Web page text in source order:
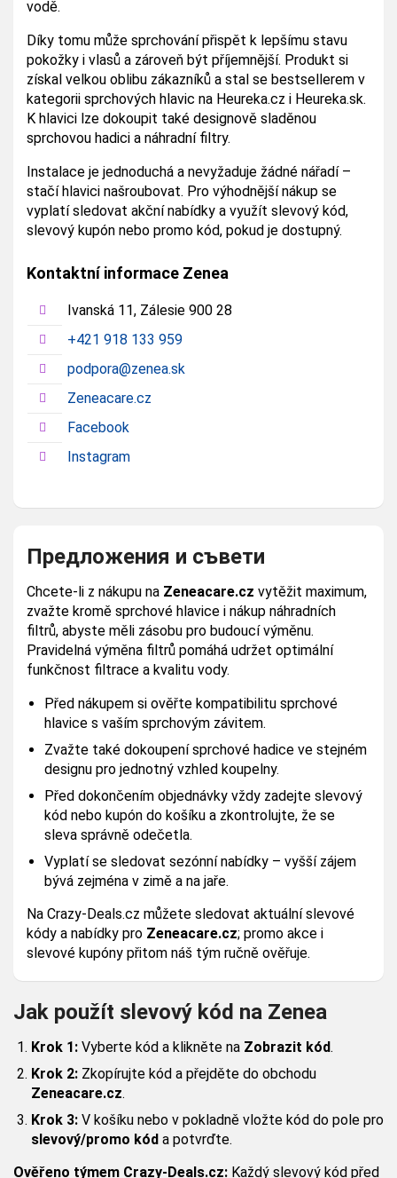
vodě.
Díky tomu může sprchování přispět k lepšímu stavu
pokožky i vlasů a zároveň být příjemnější. Produkt si
získal velkou oblibu zákazníků a stal se bestsellerem v
kategorii sprchových hlavic na Heureka.cz i Heureka.sk.
K hlavici lze dokoupit také designově sladěnou
sprchovou hadici a náhradní filtry.
Instalace je jednoduchá a nevyžaduje žádné nářadí –
stačí hlavici našroubovat. Pro výhodnější nákup se
vyplatí sledovat akční nabídky a využít slevový kód,
slevový kupón nebo promo kód, pokud je dostupný.
Kontaktní informace Zenea
Ivanská 11, Zálesie 900 28
+421 918 133 959
podpora@zenea.sk
Zeneacare.cz
Facebook
Instagram
Предложения и съвети
Chcete-li z nákupu na Zeneacare.cz vytěžit maximum,
zvažte kromě sprchové hlavice i nákup náhradních
filtrů, abyste měli zásobu pro budoucí výměnu.
Pravidelná výměna filtrů pomáhá udržet optimální
funkčnost filtrace a kvalitu vody.
Před nákupem si ověřte kompatibilitu sprchové
hlavice s vaším sprchovým závitem.
Zvažte také dokoupení sprchové hadice ve stejném
designu pro jednotný vzhled koupelny.
Před dokončením objednávky vždy zadejte slevový
kód nebo kupón do košíku a zkontrolujte, že se
sleva správně odečetla.
Vyplatí se sledovat sezónní nabídky – vyšší zájem
bývá zejména v zimě a na jaře.
Na Crazy-Deals.cz můžete sledovat aktuální slevové
kódy a nabídky pro Zeneacare.cz; promo akce i
slevové kupóny přitom náš tým ručně ověřuje.
Jak použít slevový kód na Zenea
Krok 1: Vyberte kód a klikněte na Zobrazit kód.
Krok 2: Zkopírujte kód a přejděte do obchodu
Zeneacare.cz.
Krok 3: V košíku nebo v pokladně vložte kód do pole pro
slevový/promo kód a potvrďte.
Ověřeno týmem Crazy-Deals.cz: Každý slevový kód před